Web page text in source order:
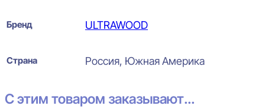
Бренд ULTRAWOOD
Страна Россия, Южная Америка
С этим товаром заказывают...